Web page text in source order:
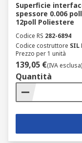
Superficie
spessore 0.006
12poll Poliestere
Codice RS 282-6894
Codice costruttore SIL
Prezzo per 1 unità
139,05 €(IVA esclusa)
Quantità